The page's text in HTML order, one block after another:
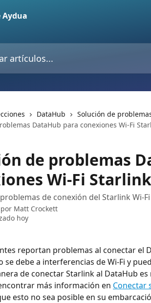
DataHub
Solución de
DataHub para conexiones Wi-Fi
de problemas
Wi-Fi Starlink
de conexión del Starlink Wi-
Matt Crockett
hoy
reportan problemas al conectar el
se debe a interferencias de Wi-Fi y
de conectar Starlink al DataHub
más información en Conectar
esto no sea posible en su